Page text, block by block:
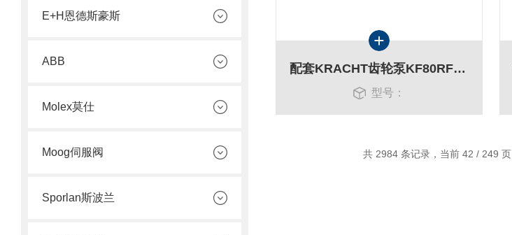
E+H恩德斯豪斯
ABB
Molex莫仕
Moog伺服阀
Sporlan斯波兰
配套KRACHT齿轮泵KF80RF5-D15+联轴器+钟罩
型号：
共 2984 条记录，当前 42 / 249 页